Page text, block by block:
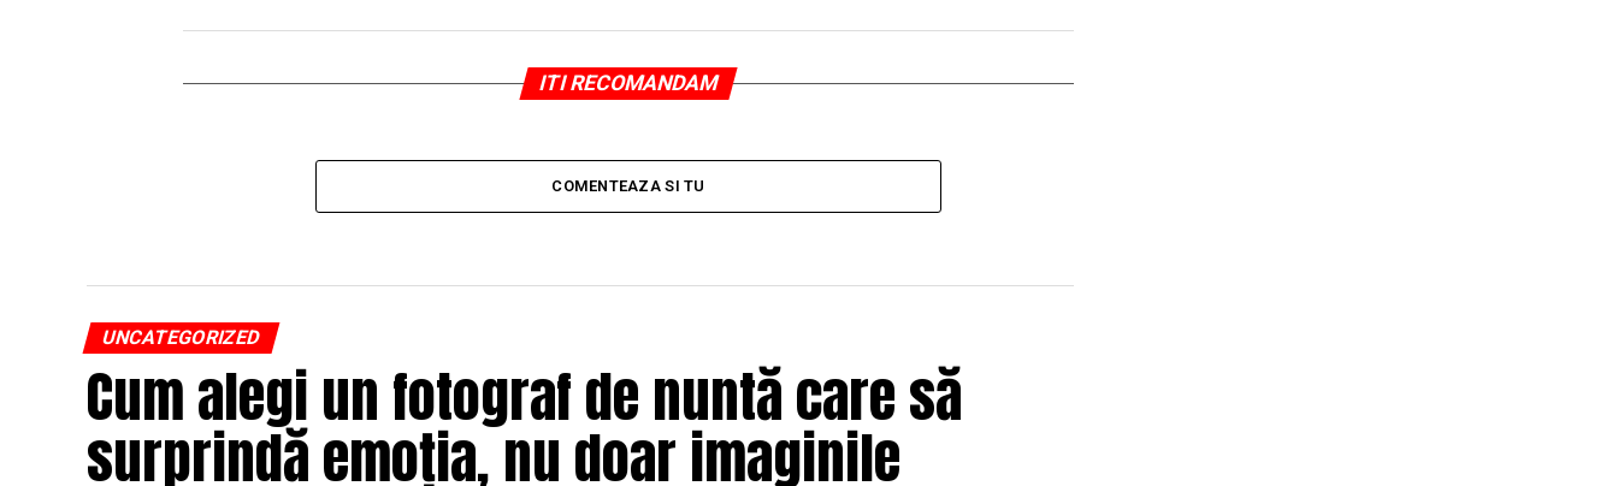
ITI RECOMANDAM
COMENTEAZA SI TU
UNCATEGORIZED
Cum alegi un fotograf de nuntă care să
surprindă emoția, nu doar imaginile